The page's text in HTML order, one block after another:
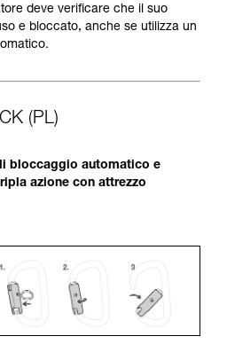
deve verificare che il suo
e bloccato, anche se utilizza un
(PL)
bloccaggio automatico e
azione con attrezzo